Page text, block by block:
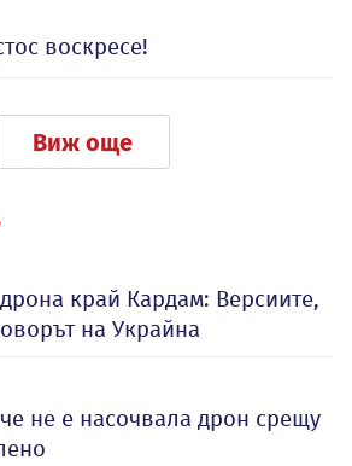
воскресе!
Виж още
край Кардам: Версиите,
на Украйна
не е насочвала дрон срещу